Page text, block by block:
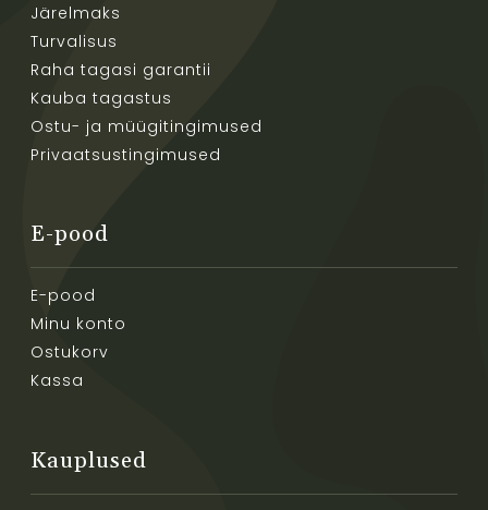
Järelmaks
Turvalisus
Raha tagasi garantii
Kauba tagastus
Ostu- ja müügitingimused
Privaatsustingimused
E-pood
E-pood
Minu konto
Ostukorv
Kassa
Kauplused